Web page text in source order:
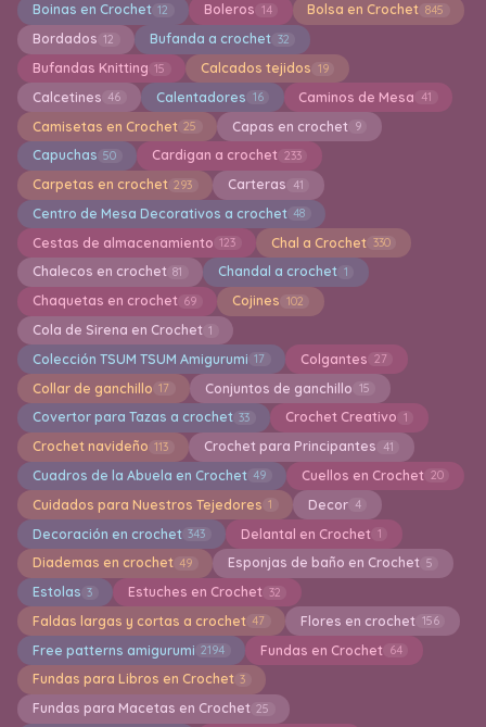
Boinas en Crochet 12 Boleros 14 Bolsa en Crochet 845
Bordados 12 Bufanda a crochet 32
Bufandas Knitting 15 Calcados tejidos 19
Calcetines 46 Calentadores 16 Caminos de Mesa 41
Camisetas en Crochet 25 Capas en crochet 9
Capuchas 50 Cardigan a crochet 233
Carpetas en crochet 293 Carteras 41
Centro de Mesa Decorativos a crochet 48
Cestas de almacenamiento 123 Chal a Crochet 330
Chalecos en crochet 81 Chandal a crochet 1
Chaquetas en crochet 69 Cojines 102
Cola de Sirena en Crochet 1
Colección TSUM TSUM Amigurumi 17 Colgantes 27
Collar de ganchillo 17 Conjuntos de ganchillo 15
Covertor para Tazas a crochet 33 Crochet Creativo 1
Crochet navideño 113 Crochet para Principantes 41
Cuadros de la Abuela en Crochet 49 Cuellos en Crochet 20
Cuidados para Nuestros Tejedores 1 Decor 4
Decoración en crochet 343 Delantal en Crochet 1
Diademas en crochet 49 Esponjas de baño en Crochet 5
Estolas 3 Estuches en Crochet 32
Faldas largas y cortas a crochet 47 Flores en crochet 156
Free patterns amigurumi 2194 Fundas en Crochet 64
Fundas para Libros en Crochet 3
Fundas para Macetas en Crochet 25